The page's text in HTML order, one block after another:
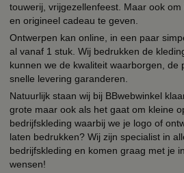
touwerij, vrijgezellenfeest. Maar ook
en origineel cadeau te geven.
Ontwerpen kan online, in een paar
al vanaf 1 stuk. Wij bedrukken de
kunnen we de kwaliteit waarborgen, de
snelle levering garanderen.
Natuurlijk staan wij bij BBwebwinkel
grote maar ook als het gaat om kleine
bedrijfskleding waarbij we je logo of
laten bedrukken? Wij zijn specialist in
bedrijfskleding en komen graag met je
wensen!